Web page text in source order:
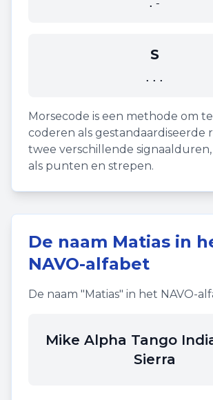
.-
S
...
Morsecode is een methode om
coderen als gestandaardiseerde
twee verschillende
als punten en strepen.
De naam Matias in
NAVO-alfabet
De naam "Matias" in het NAVO-
Mike Alpha Tango
Sierra